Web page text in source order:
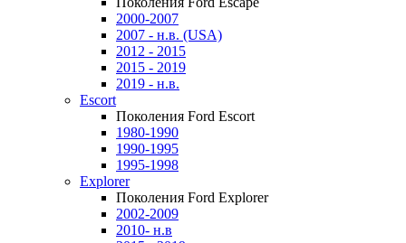
2000-2007
2007 - н.в. (USA)
2012 - 2015
2015 - 2019
2019 - н.в.
Escort
Поколения Ford Escort
1980-1990
1990-1995
1995-1998
Explorer
Поколения Ford Explorer
2002-2009
2010- н.в